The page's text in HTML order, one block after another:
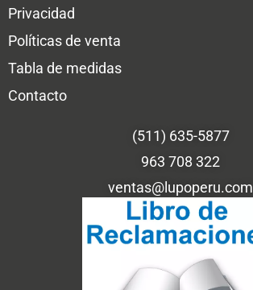
Privacidad
Políticas de venta
Tabla de medidas
Contacto
(511) 635-5877
963 708 322
ventas@lupoperu.com